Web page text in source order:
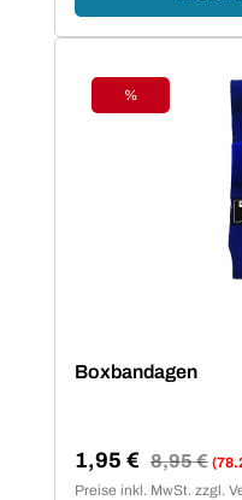
Rabatt
%
Boxbandagen
Verkaufspreis:
1,95 € Regulärer
8,95 €
Preise inkl. MwSt. zzgl.